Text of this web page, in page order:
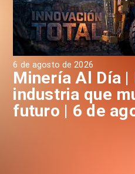
6 de agosto de 2026
Minería Al Día
industria que
futuro | 6 de